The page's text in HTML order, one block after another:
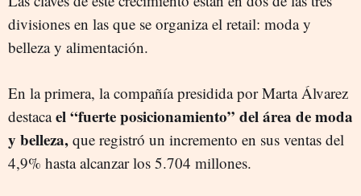
divisiones en las que se organiza el retail: moda y
belleza y alimentación.
En la primera, la compañía presidida por Marta Álvarez
destacael “fuerte posicionamiento” del área de moda
y belleza, que registró un incremento en sus ventas del
4,9% hasta alcanzar los 5.704 millones.